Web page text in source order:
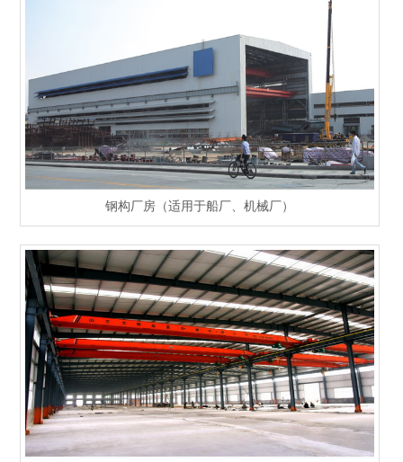
钢构厂房（适用于船厂、机械厂）